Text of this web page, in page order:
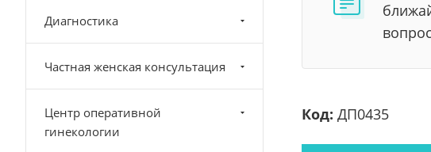
Код: ДП0435
Диагностика
Частная женская консультация
Центр оперативной
гинекологии